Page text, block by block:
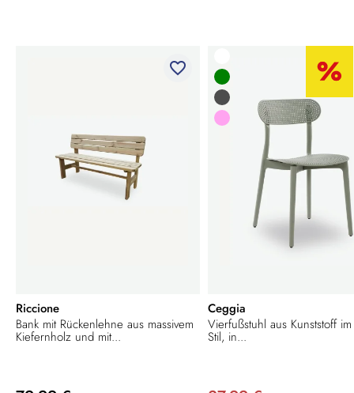
favorite_border
Riccione
Bank mit Rückenlehne aus massivem
Kiefernholz und mit...
Ceggia
Vierfußstuhl aus Kunststoff
Stil, in...